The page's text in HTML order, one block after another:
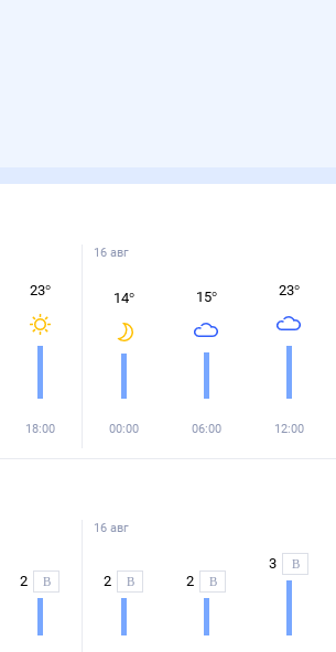
23°
18:00
16 авг
14°
00:00
15°
06:00
23°
12:00
2 В
16 авг
2 В 2 В
3 В